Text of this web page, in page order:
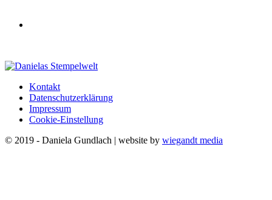
Kontakt
Datenschutzerklärung
Impressum
Cookie-Einstellung
© 2019 - Daniela Gundlach | website by wiegandt media